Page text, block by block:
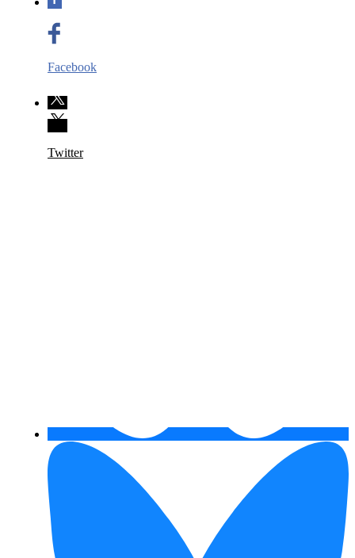
Facebook
Twitter